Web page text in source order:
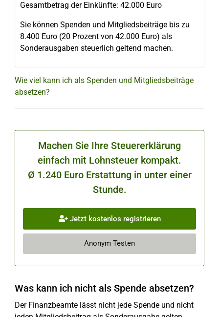
Gesamtbetrag der Einkünfte: 42.000 Euro
Sie können Spenden und Mitgliedsbeiträge bis zu
8.400 Euro (20 Prozent von 42.000 Euro) als
Sonderausgaben steuerlich geltend machen.
Wie viel kann ich als Spenden und Mitgliedsbeiträge
absetzen?
Machen Sie Ihre Steuererklärung
einfach mit Lohnsteuer kompakt.
Ø 1.240 Euro Erstattung in unter einer
Stunde.
Jetzt kostenlos registrieren
Anonym Testen
Was kann ich nicht als Spende absetzen?
Der Finanzbeamte lässt nicht jede Spende und nicht